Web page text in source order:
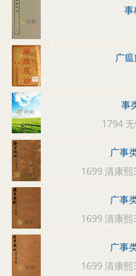
事
广
事
1794
广事
1699 清康
广事
1699 清康
广事
1699 清康